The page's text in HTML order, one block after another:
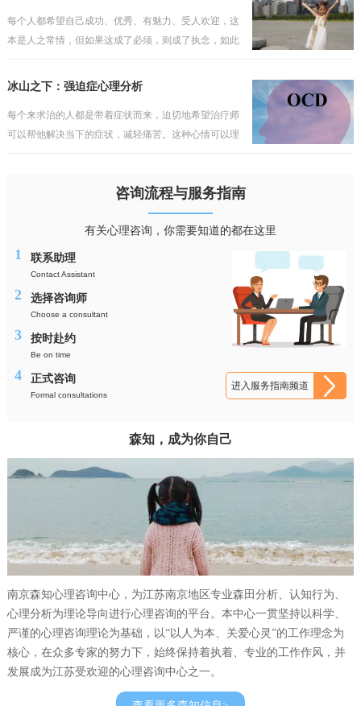
每个人都希望自己成功、优秀、有魅力、受人欢迎，这
本是人之常情，但如果这成了必须，则成了执念，如此
过陷入其中的人依然会把执念当成理想，当成纯真的追
冰山之下：强迫症心理分析
每个来求治的人都是带着症状而来，迫切地希望治疗师
可以帮他解决当下的症状，减轻痛苦。这种心情可以理
咨询流程与服务指南
有关心理咨询，你需要知道的都在这里
进入服务指南频道
1 联系助理
Contact Assistant
2 选择咨询师
Choose a consultant
3 按时赴约
Be on time
4 正式咨询
Formal consultations
森知，成为你自己
南京森知心理咨询中心，为江苏南京地区专业森田分析、认知行为、
心理分析为理论导向进行心理咨询的平台。本中心一贯坚持以科学、
严谨的心理咨询理论为基础，以“以人为本、关爱心灵”的工作理念为
核心，在众多专家的努力下，始终保持着执着、专业的工作作风，并
发展成为江苏受欢迎的心理咨询中心之一。